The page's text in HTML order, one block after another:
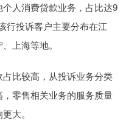
人消费贷款业务，占比达9
行投诉客户主要分布在江
上海等地。
比较高，从投诉业务分类
零售相关业务的服务质量
大。